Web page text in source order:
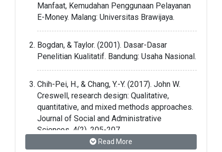
Manfaat, Kemudahan Penggunaan Pelayanan
E-Money. Malang: Universitas Brawijaya.
Bogdan, & Taylor. (2001). Dasar-Dasar
Penelitian Kualitatif. Bandung: Usaha Nasional.
Chih-Pei, H., & Chang, Y.-Y. (2017). John W.
Creswell, research design: Qualitative,
quantitative, and mixed methods approaches.
Journal of Social and Administrative
Sciences, 4(2), 205-207.
Read More